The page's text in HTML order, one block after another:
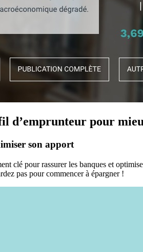
d’emprunteur pour
son apport
clé pour rassurer les banques et
pas pour commencer à épargner !